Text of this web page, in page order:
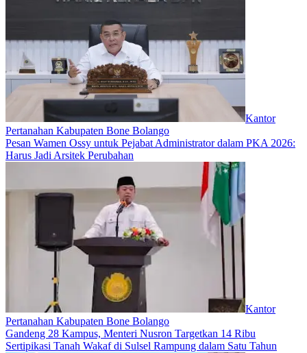
Kantor
Pertanahan Kabupaten Bone Bolango
Pesan Wamen Ossy untuk Pejabat Administrator dalam PKA 2026:
Harus Jadi Arsitek Perubahan
Kantor
Pertanahan Kabupaten Bone Bolango
Gandeng 28 Kampus, Menteri Nusron Targetkan 14 Ribu
Sertipikasi Tanah Wakaf di Sulsel Rampung dalam Satu Tahun